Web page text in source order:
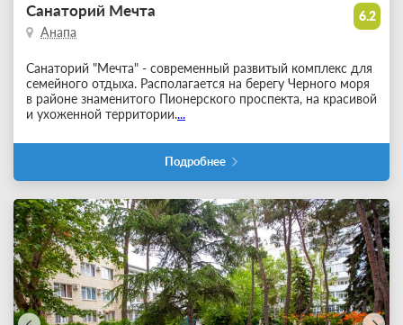
6.2
Санаторий Мечта
Анапа
Санаторий "Мечта" - современный развитый комплекс для
семейного отдыха. Располагается на берегу Черного моря
в районе знаменитого Пионерского проспекта, на красивой
и ухоженной территории....
Подробнее